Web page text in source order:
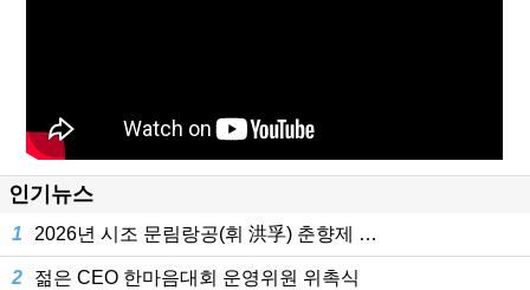
인기뉴스
1 2026년 시조 문림랑공(휘 洪孚) 춘향제 …
2 젊은 CEO 한마음대회 운영위원 위촉식